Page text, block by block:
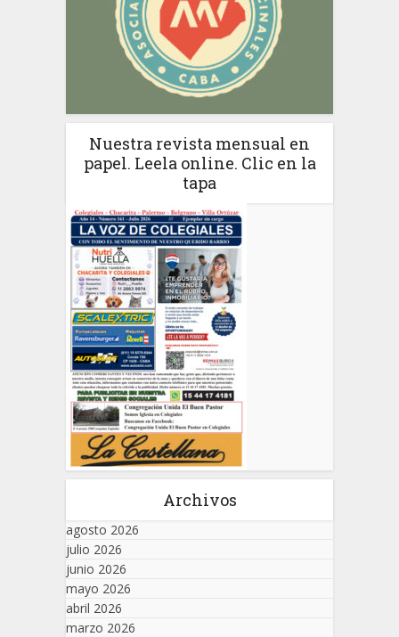
Nuestra revista mensual en
papel. Leela online. Clic en la
tapa
Archivos
agosto 2026
julio 2026
junio 2026
mayo 2026
abril 2026
marzo 2026